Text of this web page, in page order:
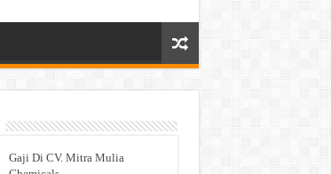
Gaji Di CV. Mitra Mulia